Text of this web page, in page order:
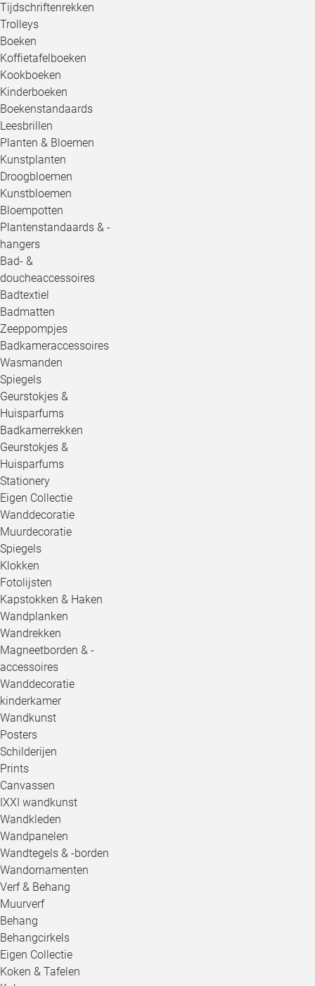
Tijdschriftenrekken
Trolleys
Boeken
Koffietafelboeken
Kookboeken
Kinderboeken
Boekenstandaards
Leesbrillen
Planten & Bloemen
Kunstplanten
Droogbloemen
Kunstbloemen
Bloempotten
Plantenstandaards & -
hangers
Bad- &
doucheaccessoires
Badtextiel
Badmatten
Zeeppompjes
Badkameraccessoires
Wasmanden
Spiegels
Geurstokjes &
Huisparfums
Badkamerrekken
Geurstokjes &
Huisparfums
Stationery
Eigen Collectie
Wanddecoratie
Muurdecoratie
Spiegels
Klokken
Fotolijsten
Kapstokken & Haken
Wandplanken
Wandrekken
Magneetborden & -
accessoires
Wanddecoratie
kinderkamer
Wandkunst
Posters
Schilderijen
Prints
Canvassen
IXXI wandkunst
Wandkleden
Wandpanelen
Wandtegels & -borden
Wandornamenten
Verf & Behang
Muurverf
Behang
Behangcirkels
Eigen Collectie
Koken & Tafelen